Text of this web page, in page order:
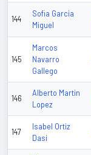
144
Sofia Garcia
Miguel
145
Marcos
Navarro
Gallego
146
Alberto Martin
Lopez
147
Isabel Ortiz
Dasi